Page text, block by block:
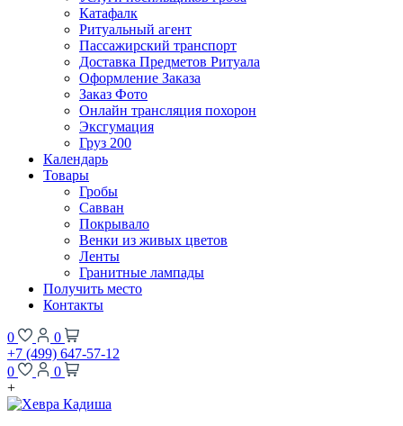
Катафалк
Ритуальный агент
Пассажирский транспорт
Доставка Предметов Ритуала
Оформление Заказа
Заказ Фото
Онлайн трансляция похорон
Эксгумация
Груз 200
Календарь
Товары
Гробы
Савван
Покрывало
Венки из живых цветов
Ленты
Гранитные лампады
Получить место
Контакты
0
0
+7 (499) 647-57-12
0
0
+